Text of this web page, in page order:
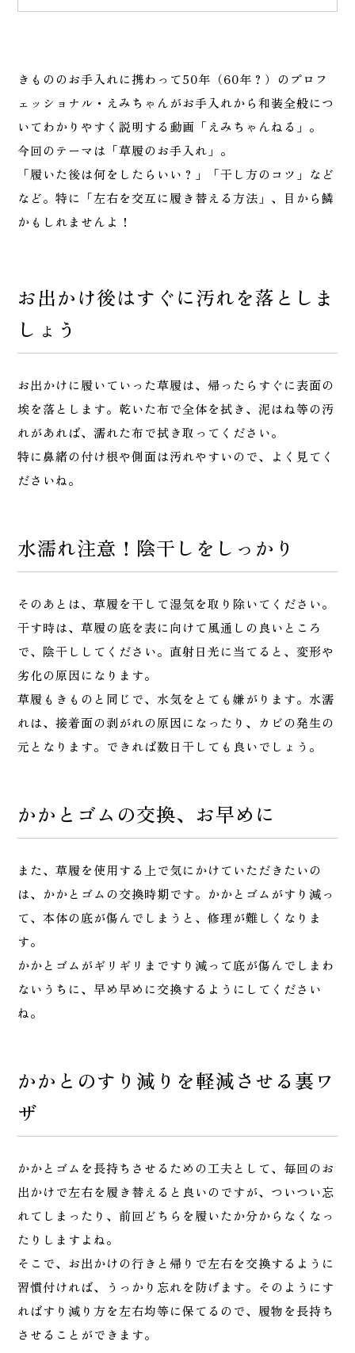
きもののお手入れに携わって50年（60年？）のプロフ
ェッショナル・えみちゃんがお手入れから和装全般につ
いてわかりやすく説明する動画「えみちゃんねる」。
今回のテーマは「草履のお手入れ」。
「履いた後は何をしたらいい？」「干し方のコツ」など
など。特に「左右を交互に履き替える方法」、目から鱗
かもしれませんよ！
お出かけ後はすぐに汚れを落としま
しょう
お出かけに履いていった草履は、帰ったらすぐに表面の
埃を落とします。乾いた布で全体を拭き、泥はね等の汚
れがあれば、濡れた布で拭き取ってください。
特に鼻緒の付け根や側面は汚れやすいので、よく見てく
ださいね。
水濡れ注意！陰干しをしっかり
そのあとは、草履を干して湿気を取り除いてください。
干す時は、草履の底を表に向けて風通しの良いところ
で、陰干ししてください。直射日光に当てると、変形や
劣化の原因になります。
草履もきものと同じで、水気をとても嫌がります。水濡
れは、接着面の剥がれの原因になったり、カビの発生の
元となります。できれば数日干しても良いでしょう。
かかとゴムの交換、お早めに
また、草履を使用する上で気にかけていただきたいの
は、かかとゴムの交換時期です。かかとゴムがすり減っ
て、本体の底が傷んでしまうと、修理が難しくなりま
す。
かかとゴムがギリギリまですり減って底が傷んでしまわ
ないうちに、早め早めに交換するようにしてください
ね。
かかとのすり減りを軽減させる裏ワ
ザ
かかとゴムを長持ちさせるための工夫として、毎回のお
出かけで左右を履き替えると良いのですが、ついつい忘
れてしまったり、前回どちらを履いたか分からなくなっ
たりしますよね。
そこで、お出かけの行きと帰りで左右を交換するように
習慣付ければ、うっかり忘れを防げます。そのようにす
ればすり減り方を左右均等に保てるので、履物を長持ち
させることができます。